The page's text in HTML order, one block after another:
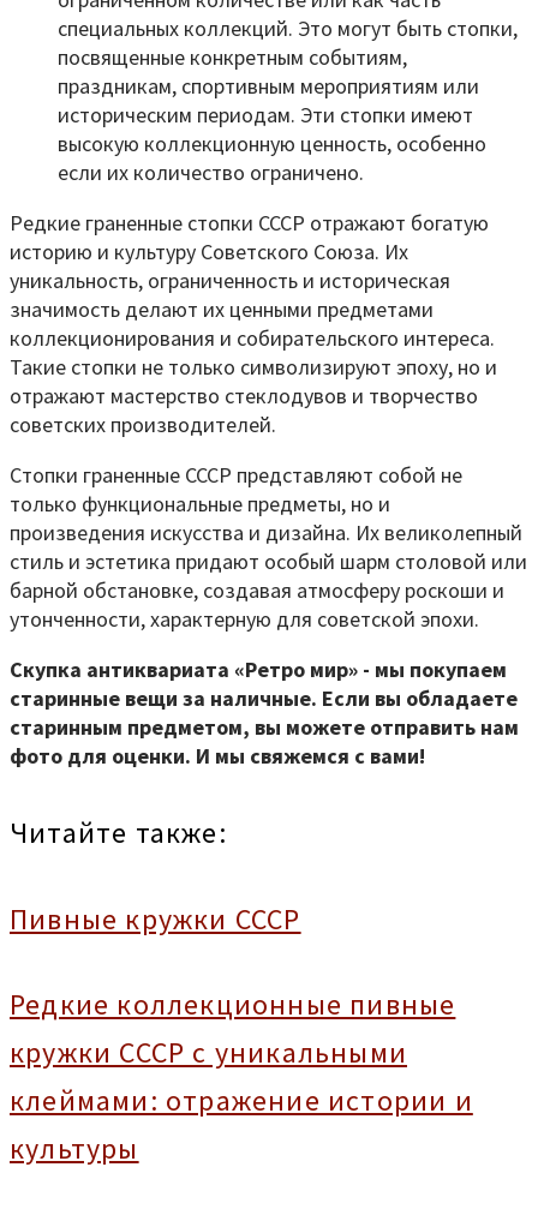
специальных коллекций. Это могут быть стопки,
посвященные конкретным событиям,
праздникам, спортивным мероприятиям или
историческим периодам. Эти стопки имеют
высокую коллекционную ценность, особенно
если их количество ограничено.
Редкие граненные стопки СССР отражают богатую
историю и культуру Советского Союза. Их
уникальность, ограниченность и историческая
значимость делают их ценными предметами
коллекционирования и собирательского интереса.
Такие стопки не только символизируют эпоху, но и
отражают мастерство стеклодувов и творчество
советских производителей.
Стопки граненные СССР представляют собой не
только функциональные предметы, но и
произведения искусства и дизайна. Их великолепный
стиль и эстетика придают особый шарм столовой или
барной обстановке, создавая атмосферу роскоши и
утонченности, характерную для советской эпохи.
Скупка антиквариата «Ретро мир» - мы покупаем
старинные вещи за наличные. Если вы обладаете
старинным предметом, вы можете отправить нам
фото для оценки. И мы свяжемся с вами!
Читайте также:
Пивные кружки СССР
Редкие коллекционные пивные
кружки СССР с уникальными
клеймами: отражение истории и
культуры